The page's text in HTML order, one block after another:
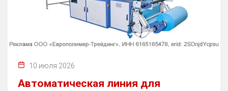
10 июля 2026
Автоматическая линия для